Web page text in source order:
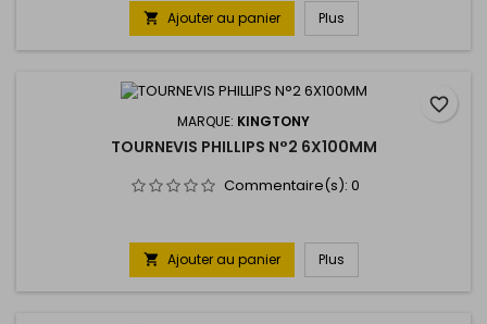
 Ajouter au panier Plus
MARQUE: KINGTONY
TOURNEVIS PHILLIPS N°2 6X100MM
Commentaire(s): 0
 Ajouter au panier Plus
favorite_border